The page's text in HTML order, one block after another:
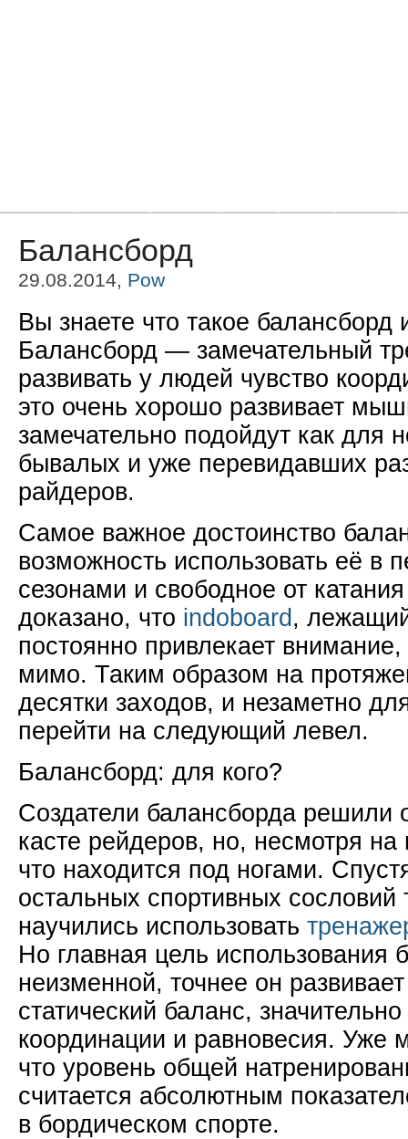
Балансборд
29.08.2014, Pow
Вы знаете что такое балансборд
Балансборд — замечательный
развивать у людей чувство
это очень хорошо развивает
замечательно подойдут как для
бывалых и уже перевидавших
райдеров.
Самое важное достоинство
возможность использовать её в
сезонами и свободное от
доказано, что indoboard ,
постоянно привлекает
мимо. Таким образом на
десятки заходов, и незаметно
перейти на следующий левел.
Балансборд: для кого?
Создатели балансборда решили
касте рейдеров, но, несмотря на
что находится под ногами.
остальных спортивных сословий
научились использовать
Но главная цель использования
неизменной, точнее он
статический баланс,
координации и равновесия. Уже
что уровень общей
считается абсолютным
в бордическом спорте.